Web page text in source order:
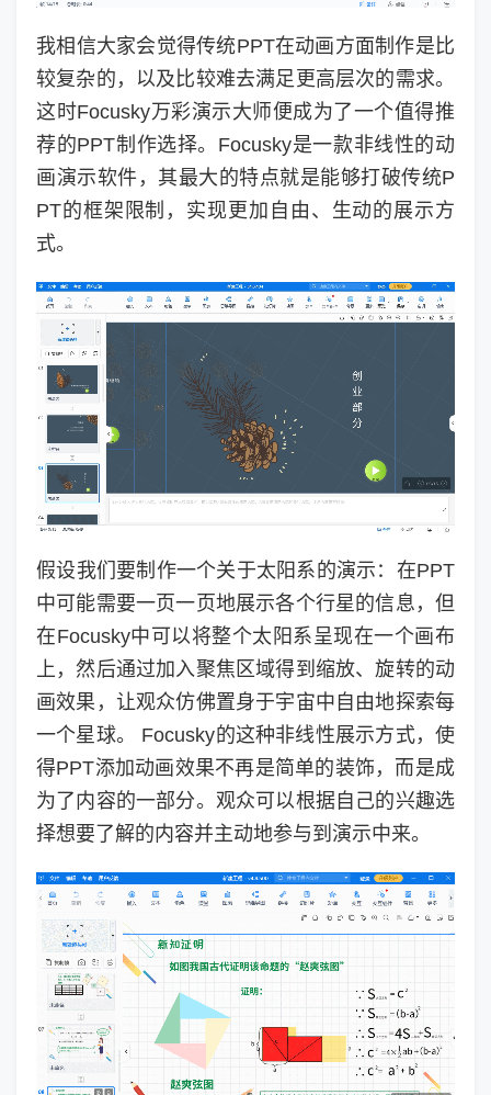
我相信大家会觉得传统PPT在动画方面制作是比
较复杂的，以及比较难去满足更高层次的需求。
这时Focusky万彩演示大师便成为了一个值得推
荐的PPT制作选择。Focusky是一款非线性的动
画演示软件，其最大的特点就是能够打破传统P
PT的框架限制，实现更加自由、生动的展示方
式。
假设我们要制作一个关于太阳系的演示：在PPT
中可能需要一页一页地展示各个行星的信息，但
在Focusky中可以将整个太阳系呈现在一个画布
上，然后通过加入聚焦区域得到缩放、旋转的动
画效果，让观众仿佛置身于宇宙中自由地探索每
一个星球。 Focusky的这种非线性展示方式，使
得PPT添加动画效果不再是简单的装饰，而是成
为了内容的一部分。观众可以根据自己的兴趣选
择想要了解的内容并主动地参与到演示中来。